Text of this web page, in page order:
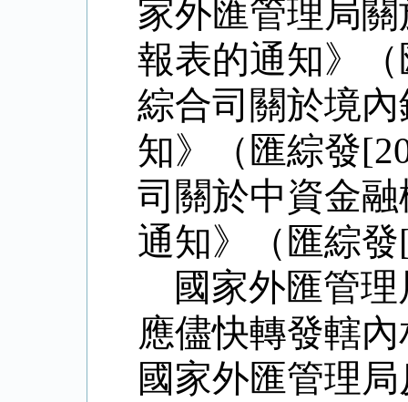
家外匯管理局
報表的通知》
綜合司關於境
知》（匯綜發
司關於中資金
通知》（匯綜
國家外匯管
應儘快轉發轄
國家外匯管理